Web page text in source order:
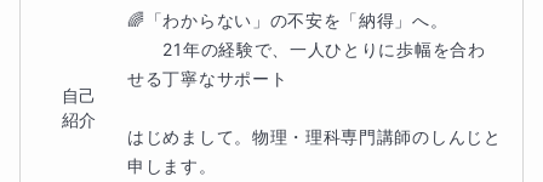
自己
紹介
🌈「わからない」の不安を「納得」へ。
21年の経験で、一人ひとりに歩幅を合わ
せる丁寧なサポート
はじめまして。物理・理科専門講師のしんじと
申します。